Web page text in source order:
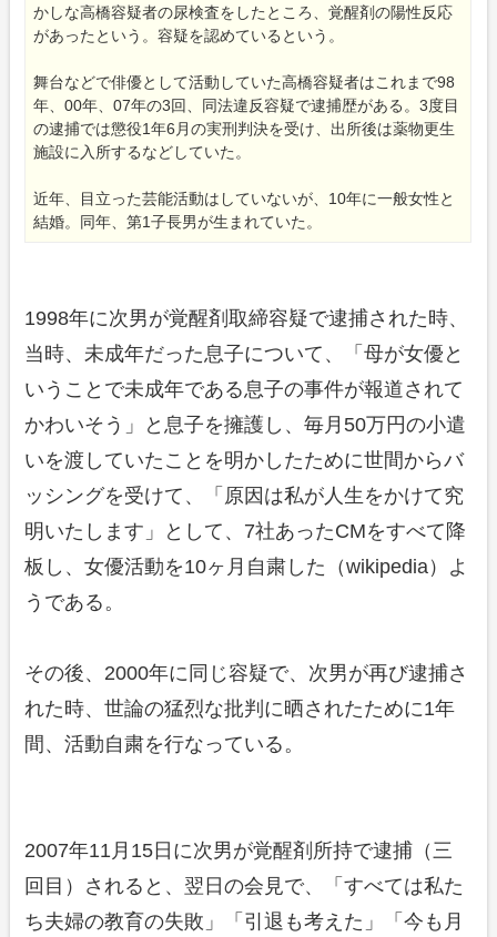
かしな高橋容疑者の尿検査をしたところ、覚醒剤の陽性反応
があったという。容疑を認めているという。
舞台などで俳優として活動していた高橋容疑者はこれまで98
年、00年、07年の3回、同法違反容疑で逮捕歴がある。3度目
の逮捕では懲役1年6月の実刑判決を受け、出所後は薬物更生
施設に入所するなどしていた。
近年、目立った芸能活動はしていないが、10年に一般女性と
結婚。同年、第1子長男が生まれていた。
1998年に次男が覚醒剤取締容疑で逮捕された時、
当時、未成年だった息子について、「母が女優と
いうことで未成年である息子の事件が報道されて
かわいそう」と息子を擁護し、毎月50万円の小遣
いを渡していたことを明かしたために世間からバ
ッシングを受けて、「原因は私が人生をかけて究
明いたします」として、7社あったCMをすべて降
板し、女優活動を10ヶ月自粛した（wikipedia）よ
うである。
その後、2000年に同じ容疑で、次男が再び逮捕さ
れた時、世論の猛烈な批判に晒されたために1年
間、活動自粛を行なっている。
2007年11月15日に次男が覚醒剤所持で逮捕（三
回目）されると、翌日の会見で、「すべては私た
ち夫婦の教育の失敗」「引退も考えた」「今も月